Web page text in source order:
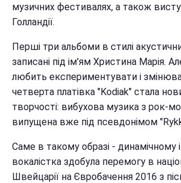
музичних фестивалях, а також
Голландії.
Перші три альбоми в стилі
записані під ім'ям Христина Марія.
любить експериментувати і
четверта платівка "Kodiak" стала
творчості: вибухова музика з рок-
випущена вже під псевдонімом
Саме в такому образі - динамічному
вокалістка здобула перемогу в
Швейцарії на Євробачення 2016 з